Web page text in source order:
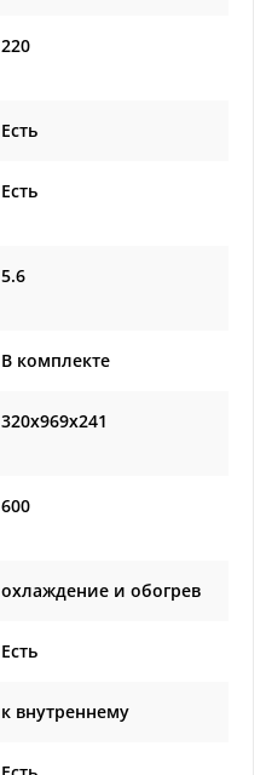
220
Есть
Есть
5.6
В комплекте
320x969x241
600
охлаждение и обогрев
Есть
к внутреннему